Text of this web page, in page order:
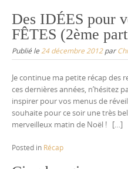
Des IDÉES pour
FÊTES (2ème
Publié le 24 décembre 2012par
Je continue ma petite récap des
ces dernières années, n’hésitez
inspirer pour vos menus de
souhaite pour ce soir une très
merveilleux matin de Noël ! […]
Posted in Récap